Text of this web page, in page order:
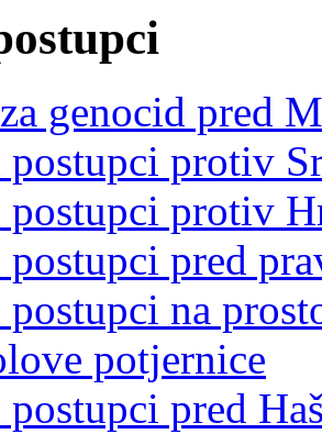
genocid pred
postupci protiv
postupci protiv
postupci pred
postupci na
potjernice
postupci pred